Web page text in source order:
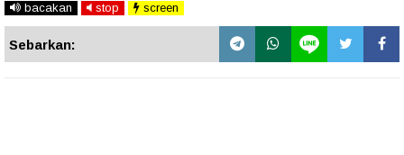
bacakan stop screen
Sebarkan: